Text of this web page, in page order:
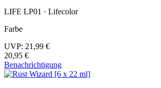
LIFE LP01 · Lifecolor
Farbe
UVP: 21,99 €
20,95 €
Benachrichtigung